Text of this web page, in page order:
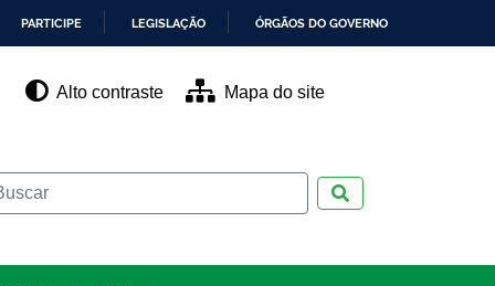
PARTICIPE LEGISLAÇÃO ÓRGÃOS DO GOVERNO
Alto contraste Mapa do site